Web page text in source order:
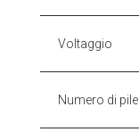
Voltaggio
Numero di pile